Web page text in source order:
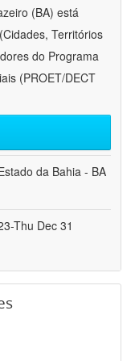
(BA) está
Territórios
do Programa
(PROET/DECT
da Bahia - BA
Thu Dec 31